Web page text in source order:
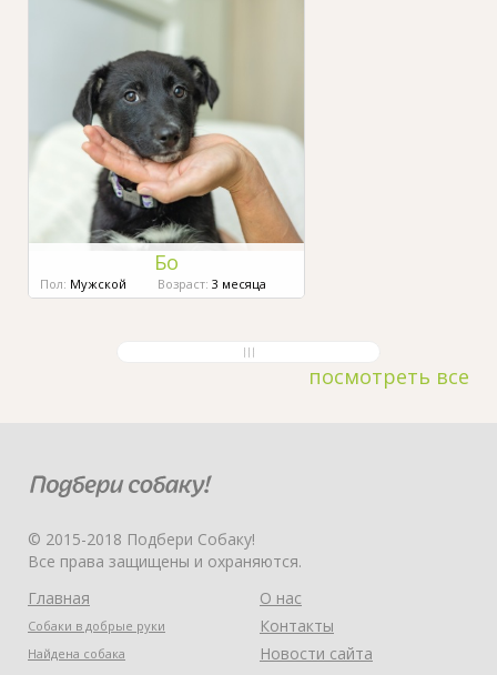
Бо
Пол: Мужской Возраст: 3 месяца
посмотреть все
© 2015-2018 Подбери Собаку!
Все права защищены и охраняются.
Главная
Собаки в добрые руки
Найдена собака
О нас
Контакты
Новости сайта